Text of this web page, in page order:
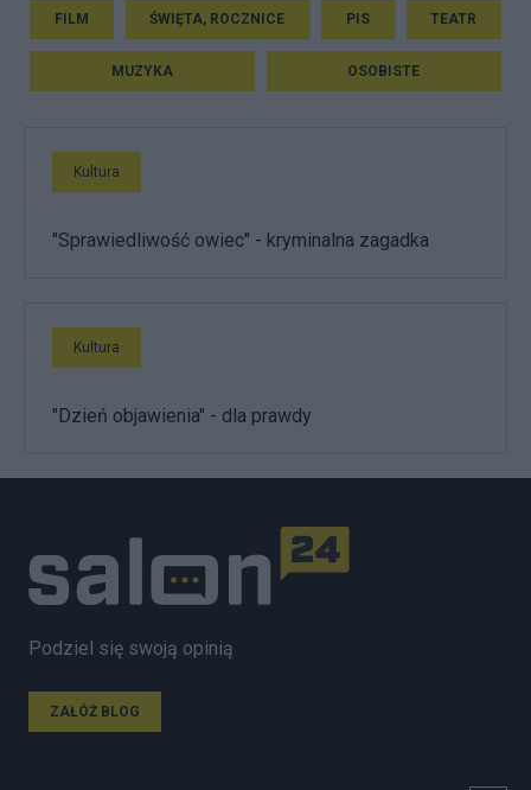
FILM ŚWIĘTA, ROCZNICE PIS TEATR
MUZYKA OSOBISTE
Kultura
"Sprawiedliwość owiec" - kryminalna zagadka
Kultura
"Dzień objawienia" - dla prawdy
Podziel się swoją opinią
ZAŁÓŻ BLOG